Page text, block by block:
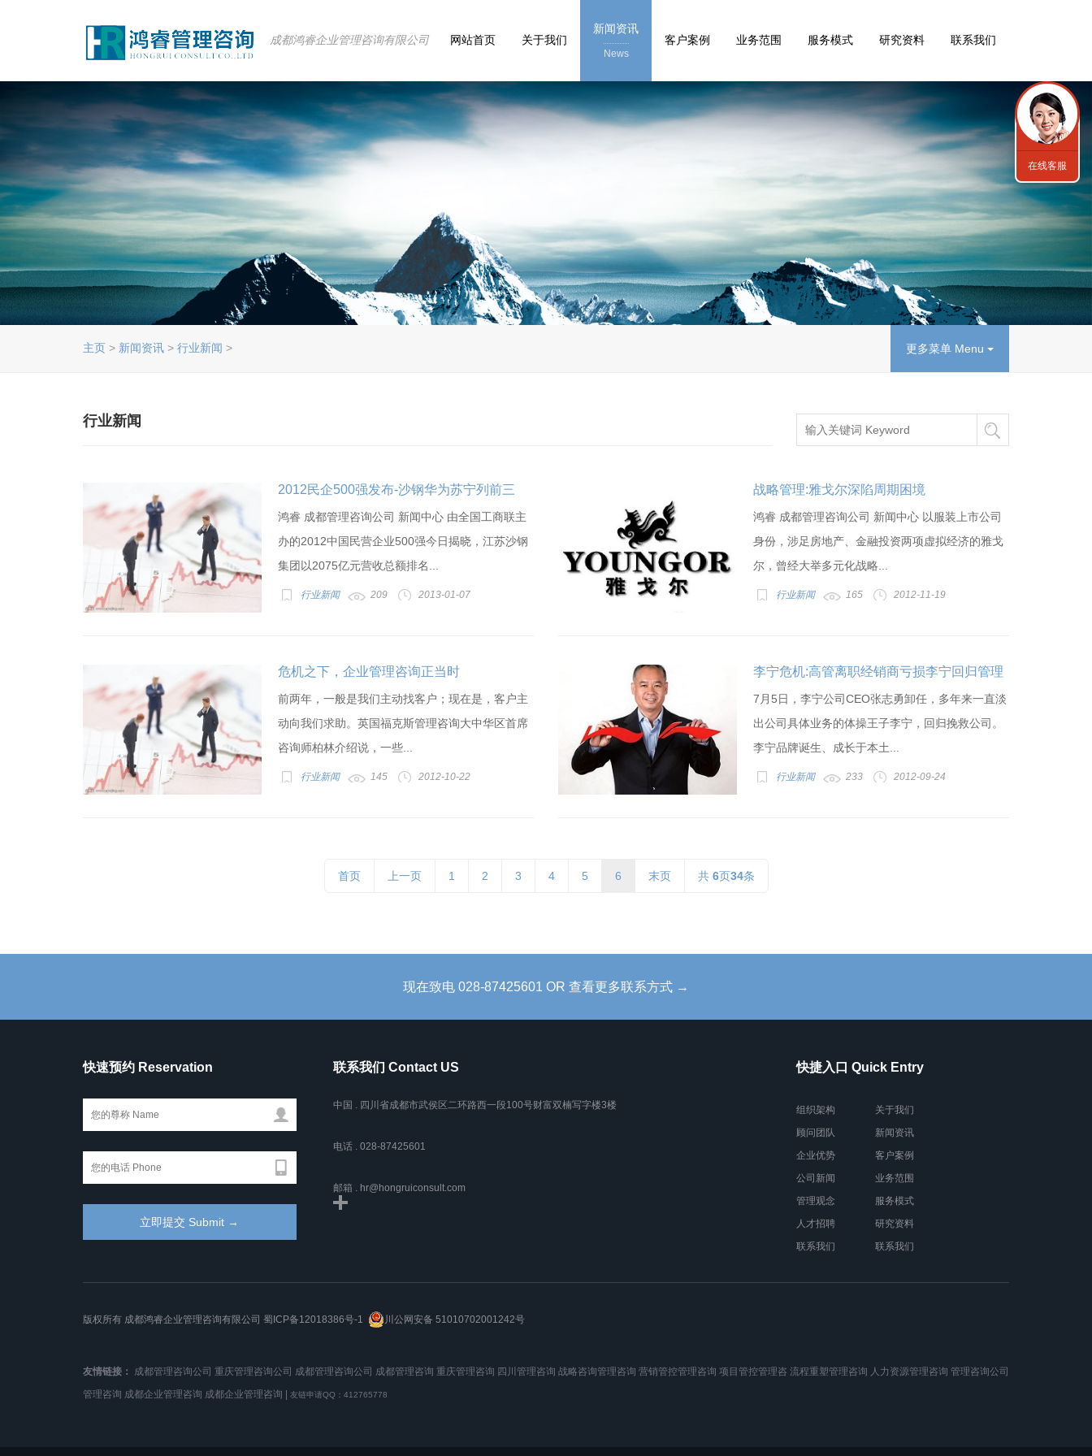
成都鸿睿企业管理咨询有限公司 网站首页 关于我们
新闻资讯
News
客户案例 业务范围 服务模式 研究资料 联系我们
更多菜单 Menu
主页 > 新闻资讯 > 行业新闻 >
行业新闻
2012民企500强发布-沙钢华为苏宁列前三
鸿睿 成都管理咨询公司 新闻中心 由全国工商联主
办的2012中国民营企业500强今日揭晓，江苏沙钢
集团以2075亿元营收总额排名...
行业新闻 209 2013-01-07
战略管理:雅戈尔深陷周期困境
鸿睿 成都管理咨询公司 新闻中心 以服装上市公司
身份，涉足房地产、金融投资两项虚拟经济的雅戈
尔，曾经大举多元化战略...
行业新闻 165 2012-11-19
危机之下，企业管理咨询正当时
前两年，一般是我们主动找客户；现在是，客户主
动向我们求助。英国福克斯管理咨询大中华区首席
咨询师柏林介绍说，一些...
行业新闻 145 2012-10-22
李宁危机:高管离职经销商亏损李宁回归管理
7月5日，李宁公司CEO张志勇卸任，多年来一直淡
出公司具体业务的体操王子李宁，回归挽救公司。
李宁品牌诞生、成长于本土...
行业新闻 233 2012-09-24
首页 上一页 1 2 3 4 5 6 末页 共 6页34条
现在致电 028-87425601 OR 查看更多联系方式 →
快速预约 Reservation 联系我们 Contact US
中国 . 四川省成都市武侯区二环路西一段100号财富双楠写字楼3楼
电话 . 028-87425601
邮箱 . hr@hongruiconsult.com
快捷入口 Quick Entry
组织架构
顾问团队
企业优势
公司新闻
管理观念
人才招聘
联系我们
关于我们
新闻资讯
客户案例
业务范围
服务模式
研究资料
联系我们
版权所有 成都鸿睿企业管理咨询有限公司 蜀ICP备12018386号-1 川公网安备 51010702001242号
友情链接： 成都管理咨询公司 重庆管理咨询公司 成都管理咨询公司 成都管理咨询 重庆管理咨询 四川管理咨询 战略咨询管理咨询 营销管控管理咨询 项目管控管理咨 流程重塑管理咨询 人力资源管理咨询 管理咨询公司
管理咨询 成都企业管理咨询 成都企业管理咨询 友链申请QQ：412765778
在线客服